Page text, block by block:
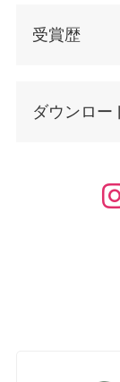
受賞歴
ダウンロー